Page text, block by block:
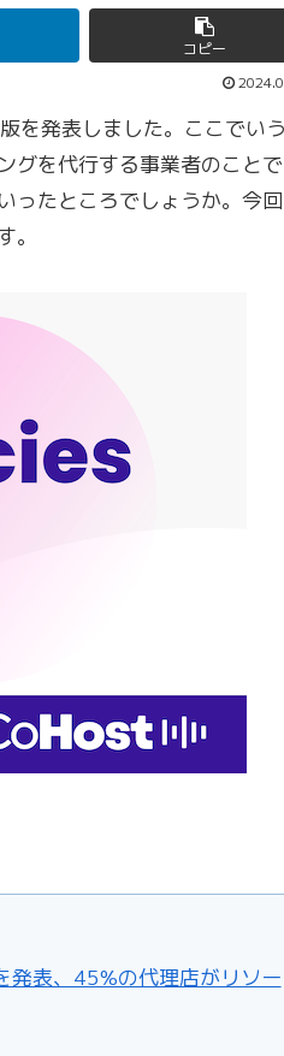
コピー
を発表しました。ここでい
を代行する事業者のことで
ったところでしょうか。今
発表、45%の代理店がリソー